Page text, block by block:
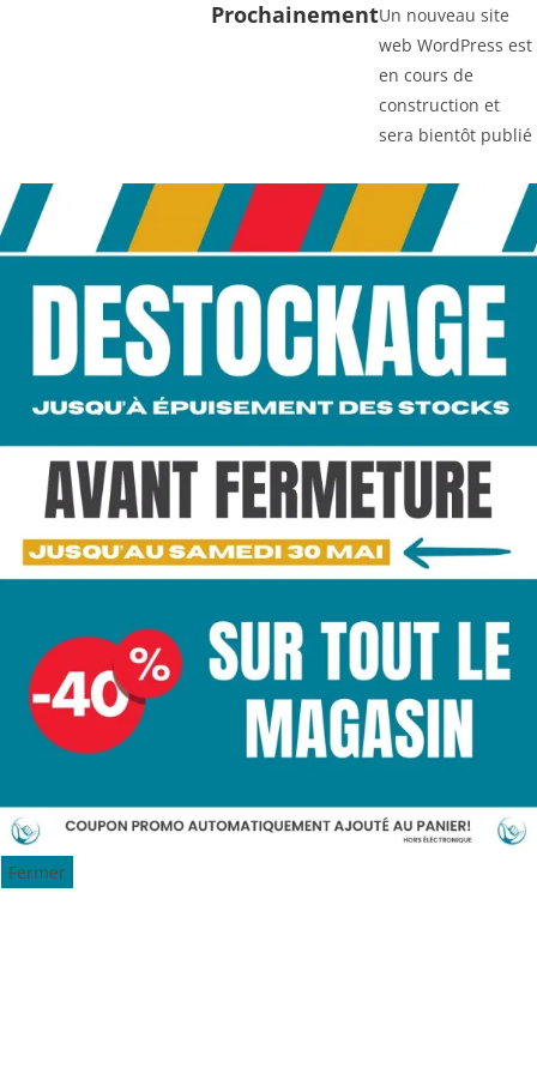
ProchainementUn nouveau site
web WordPress est
en cours de
construction et
sera bientôt publié
Fermer